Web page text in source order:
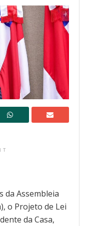
da Assembleia
o Projeto de Lei
da Casa,